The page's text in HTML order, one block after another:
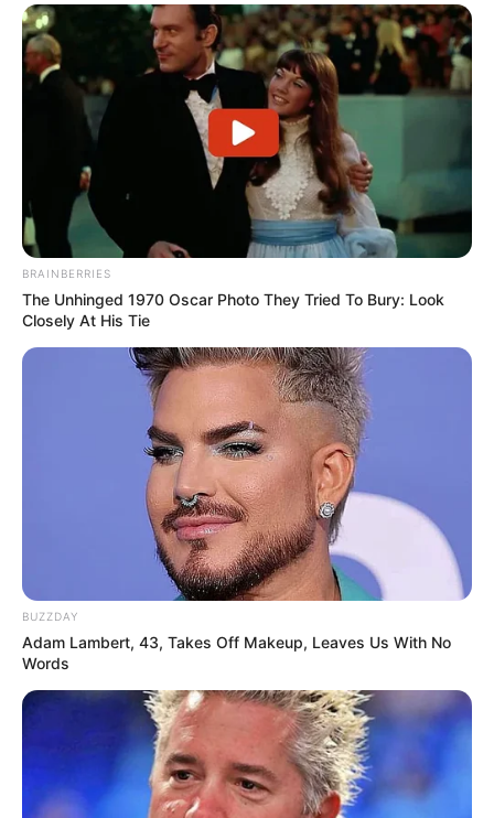
BRAINBERRIES
The Unhinged 1970 Oscar Photo They Tried To Bury: Look
Closely At His Tie
BUZZDAY
Adam Lambert, 43, Takes Off Makeup, Leaves Us With No
Words